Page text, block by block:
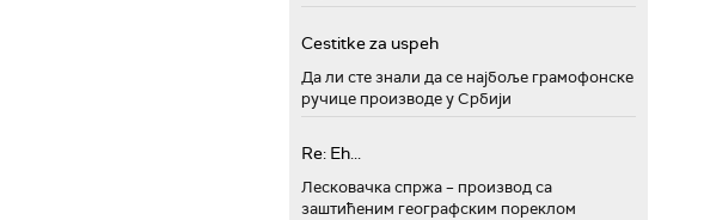
Cestitke za uspeh
Да ли сте знали да се најбоље грамофонске
ручице производе у Србији
Re: Eh...
Лесковачка спржа – производ са
заштићеним географским пореклом